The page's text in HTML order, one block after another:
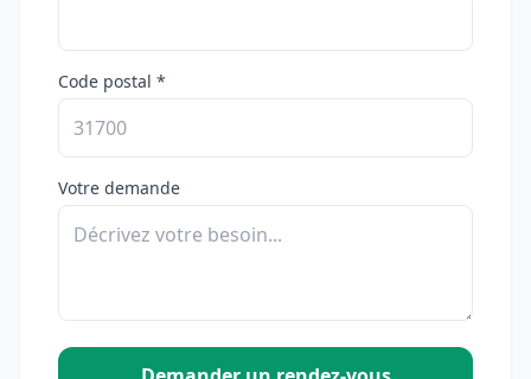
Code postal *
Votre demande